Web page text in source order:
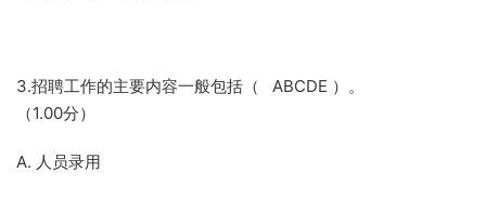
3.招聘工作的主要内容一般包括（ ABCDE ）。
（1.00分）
A. 人员录用